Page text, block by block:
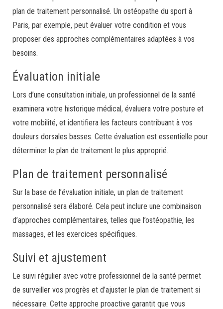
plan de traitement personnalisé. Un ostéopathe du sport à
Paris, par exemple, peut évaluer votre condition et vous
proposer des approches complémentaires adaptées à vos
besoins.
Évaluation initiale
Lors d’une consultation initiale, un professionnel de la santé
examinera votre historique médical, évaluera votre posture et
votre mobilité, et identifiera les facteurs contribuant à vos
douleurs dorsales basses. Cette évaluation est essentielle pour
déterminer le plan de traitement le plus approprié.
Plan de traitement personnalisé
Sur la base de l’évaluation initiale, un plan de traitement
personnalisé sera élaboré. Cela peut inclure une combinaison
d’approches complémentaires, telles que l’ostéopathie, les
massages, et les exercices spécifiques.
Suivi et ajustement
Le suivi régulier avec votre professionnel de la santé permet
de surveiller vos progrès et d’ajuster le plan de traitement si
nécessaire. Cette approche proactive garantit que vous